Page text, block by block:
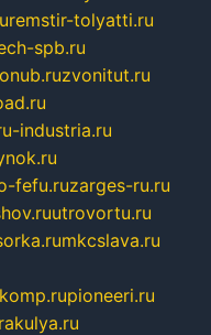
remstir-tolyatti.ru
spb.ru
zvonitut.ru
industria.ru
fefu.ruzarges-ru.ru
utrovortu.ru
mkcslava.ru
pioneeri.ru